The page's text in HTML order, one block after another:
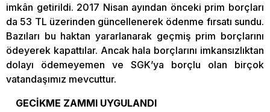
imkân getirildi. 2017 Nisan ayından önceki prim borçları
da 53 TL üzerinden güncellenerek ödenme fırsatı sundu.
Bazıları bu haktan yararlanarak geçmiş prim borçlarını
ödeyerek kapattılar. Ancak hala borçlarını imkansızlıktan
dolayı ödemeyemen ve SGK’ya borçlu olan birçok
vatandaşımız mevcuttur.
GECİKME ZAMMI UYGULANDI